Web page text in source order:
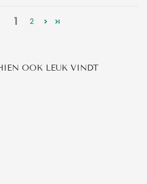
1 2
OOK LEUK VINDT